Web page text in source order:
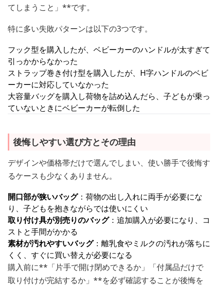
てしまうこと」**です。
特に多い失敗パターンは以下の3つです。
フック型を購入したが、ベビーカーのハンドルが太すぎて
引っかからなかった
ストラップ巻き付け型を購入したが、H字ハンドルのベビ
ーカーに対応していなかった
大容量バッグを購入し荷物を詰め込んだら、子どもが乗っ
ていないときにベビーカーが転倒した
後悔しやすい選び方とその理由
デザインや価格帯だけで選んでしまい、使い勝手で後悔す
るケースも少なくありません。
開口部が狭いバッグ：荷物の出し入れに両手が必要にな
り、子どもを抱きながらでは使いにくい
取り付け具が別売りのバッグ：追加購入が必要になり、コ
ストと手間がかかる
素材が汚れやすいバッグ：離乳食やミルクの汚れが落ちに
くく、すぐに買い替えが必要になる
購入前に**「片手で開け閉めできるか」「付属品だけで
取り付けが完結するか」**を必ず確認することが後悔を